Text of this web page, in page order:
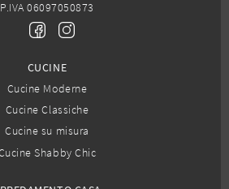
P.IVA 06097050873
CUCINE
Cucine Moderne
Cucine Classiche
Cucine su misura
Shabby Chic